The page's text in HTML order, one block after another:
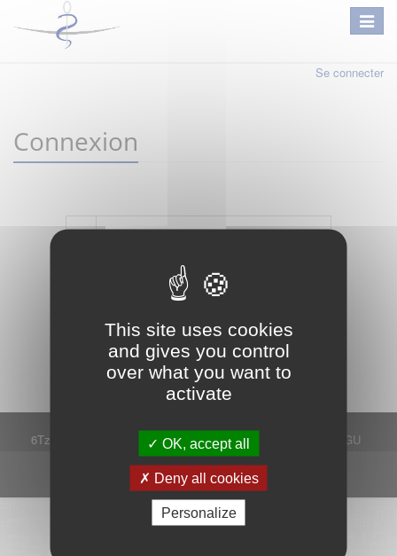
This site uses cookies
and gives you control
over what you want to
activate
OK, accept all
Deny all cookies
Personalize
Se connecter
Connexion
Mot de passe oublié ? Je crée mon compte
Connexion
6Tzen ©2015 - Tous droits réservés Mentions légales
CGU
Plan du site
FAQ
Contact
Ce service est proposé par6Tzen